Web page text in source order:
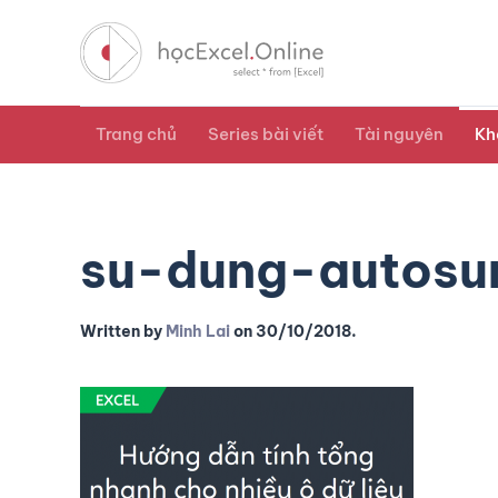
Trang chủ Series bài viết Tài nguyên
su-dung-
Written by Minh Laion 30/10/2018.